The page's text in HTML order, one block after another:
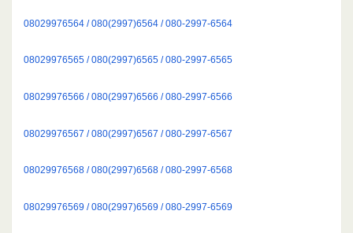
08029976564 / 080(2997)6564 / 080-2997-6564
08029976565 / 080(2997)6565 / 080-2997-6565
08029976566 / 080(2997)6566 / 080-2997-6566
08029976567 / 080(2997)6567 / 080-2997-6567
08029976568 / 080(2997)6568 / 080-2997-6568
08029976569 / 080(2997)6569 / 080-2997-6569